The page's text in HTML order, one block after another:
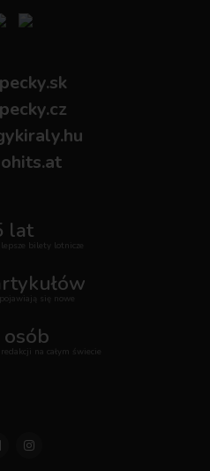
lat
bilety lotnicze
się nowe
osób
na całym świecie